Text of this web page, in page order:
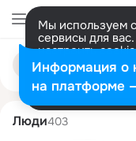
Мы используем
сервисы для
настроить
представитель.
Разрешить все
Поиск
людям
inna arkhipova
Люди403
Информация о
на платформе